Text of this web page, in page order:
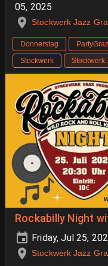
05, 2025
Stockwerk Jazz
Donnerstag PartyGraz
Stockwerk
Stockwerk
Rockabilly Night
Friday, Jul 25,
Stockwerk Jazz